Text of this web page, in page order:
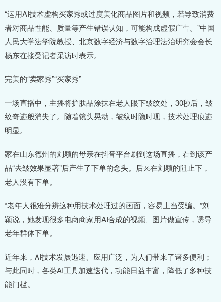
“运用AI技术虚构买家秀或过度美化商品图片和视频，若导致消费
者对商品性能、质量等产生错误认知，可能构成虚假广告。”中国
人民大学法学院教授、北京数字经济与数字治理法治研究会会长
杨东在接受记者采访时表示。
完美的“卖家秀”“买家秀”
一场直播中，主播将护肤品涂抹在老人眼下皱纹处，30秒后，皱
纹奇迹般消失了。随着镜头晃动，皱纹时隐时现，技术处理痕迹
明显。
家在山东德州的刘颖的母亲在抖音平台刷到这场直播，看到该产
品“去皱效果显著”后产生了下单的念头。后来在刘颖的阻止下，
老人没有下单。
“老年人很难分辨这种用技术处理过的画面，容易上当受骗。”刘
颖说，她发现很多电商商家用AI合成的视频、图片做宣传，诱导
老年群体下单。
近年来，AI技术发展迅速、应用广泛，为人们带来了诸多便利；
与此同时，各类AI工具加速迭代，功能日益丰富，降低了多种技
能门槛。